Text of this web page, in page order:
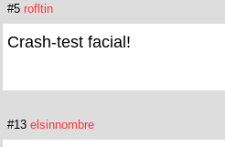
#5 rofltin
Crash-test facial!
#13 elsinnombre